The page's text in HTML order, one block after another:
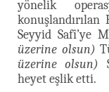
yönelik
konuşlandırılan
Seyyid Safî’ye
üzerine olsun)
üzerine olsun)
heyet eşlik etti.